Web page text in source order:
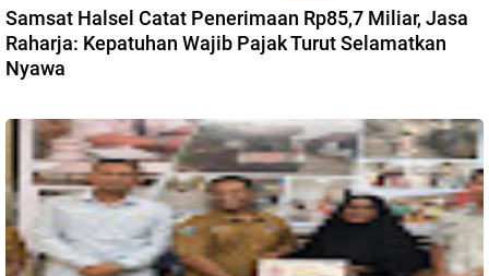
Samsat Halsel Catat Penerimaan Rp85,7 Miliar, Jasa
Raharja: Kepatuhan Wajib Pajak Turut Selamatkan
Nyawa